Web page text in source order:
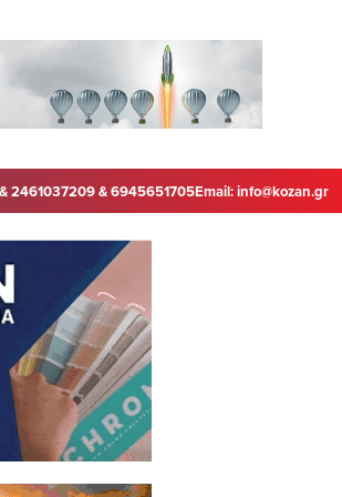
2461037209 & 6945651705Email:info@kozan.gr